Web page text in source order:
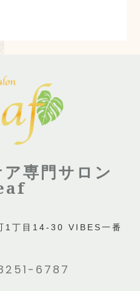
専門サロン
1丁目14-30 VIBES一番
6787